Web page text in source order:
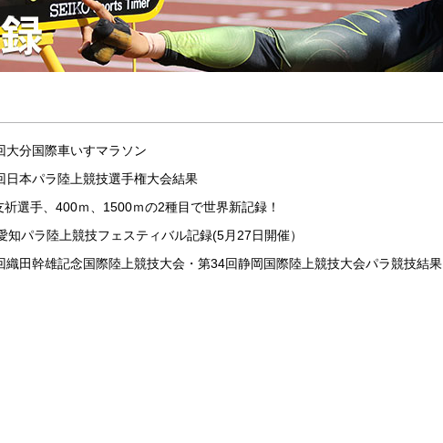
大分国際車いすマラソン
日本パラ陸上競技選手権大会結果
祈選手、400ｍ、1500ｍの2種目で世界新記録！
知パラ陸上競技フェスティバル記録(5月27日開催）
織田幹雄記念国際陸上競技大会・第34回静岡国際陸上競技大会パラ競技結果